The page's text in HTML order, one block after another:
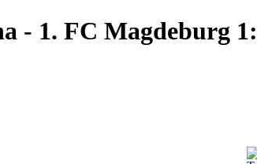
- 1. FC Magdeburg